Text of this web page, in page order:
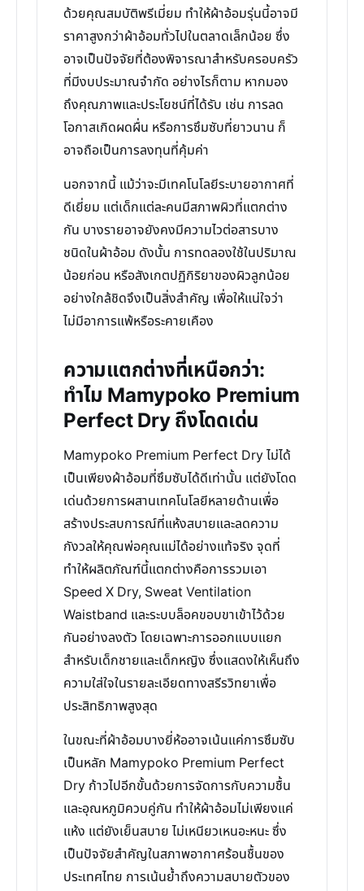
ด้วยคุณสมบัติพรีเมี่ยม ทำให้ผ้าอ้อมรุ่นนี้อาจมี
ราคาสูงกว่าผ้าอ้อมทั่วไปในตลาดเล็กน้อย ซึ่ง
อาจเป็นปัจจัยที่ต้องพิจารณาสำหรับครอบครัว
ที่มีงบประมาณจำกัด อย่างไรก็ตาม หากมอง
ถึงคุณภาพและประโยชน์ที่ได้รับ เช่น การลด
โอกาสเกิดผดผื่น หรือการซึมซับที่ยาวนาน ก็
อาจถือเป็นการลงทุนที่คุ้มค่า
นอกจากนี้ แม้ว่าจะมีเทคโนโลยีระบายอากาศที่
ดีเยี่ยม แต่เด็กแต่ละคนมีสภาพผิวที่แตกต่าง
กัน บางรายอาจยังคงมีความไวต่อสารบาง
ชนิดในผ้าอ้อม ดังนั้น การทดลองใช้ในปริมาณ
น้อยก่อน หรือสังเกตปฏิกิริยาของผิวลูกน้อย
อย่างใกล้ชิดจึงเป็นสิ่งสำคัญ เพื่อให้แน่ใจว่า
ไม่มีอาการแพ้หรือระคายเคือง
ความแตกต่างที่เหนือกว่า:
ทำไม Mamypoko Premium
Perfect Dry ถึงโดดเด่น
Mamypoko Premium Perfect Dry ไม่ได้
เป็นเพียงผ้าอ้อมที่ซึมซับได้ดีเท่านั้น แต่ยังโดด
เด่นด้วยการผสานเทคโนโลยีหลายด้านเพื่อ
สร้างประสบการณ์ที่แห้งสบายและลดความ
กังวลให้คุณพ่อคุณแม่ได้อย่างแท้จริง จุดที่
ทำให้ผลิตภัณฑ์นี้แตกต่างคือการรวมเอา
Speed X Dry, Sweat Ventilation
Waistband และระบบล็อคขอบขาเข้าไว้ด้วย
กันอย่างลงตัว โดยเฉพาะการออกแบบแยก
สำหรับเด็กชายและเด็กหญิง ซึ่งแสดงให้เห็นถึง
ความใส่ใจในรายละเอียดทางสรีรวิทยาเพื่อ
ประสิทธิภาพสูงสุด
ในขณะที่ผ้าอ้อมบางยี่ห้ออาจเน้นแค่การซึมซับ
เป็นหลัก Mamypoko Premium Perfect
Dry ก้าวไปอีกขั้นด้วยการจัดการกับความชื้น
และอุณหภูมิควบคู่กัน ทำให้ผ้าอ้อมไม่เพียงแค่
แห้ง แต่ยังเย็นสบาย ไม่เหนียวเหนอะหนะ ซึ่ง
เป็นปัจจัยสำคัญในสภาพอากาศร้อนชื้นของ
ประเทศไทย การเน้นย้ำถึงความสบายตัวของ